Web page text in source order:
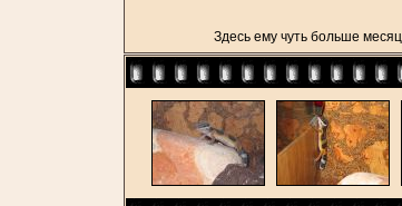
Здесь ему чуть больше